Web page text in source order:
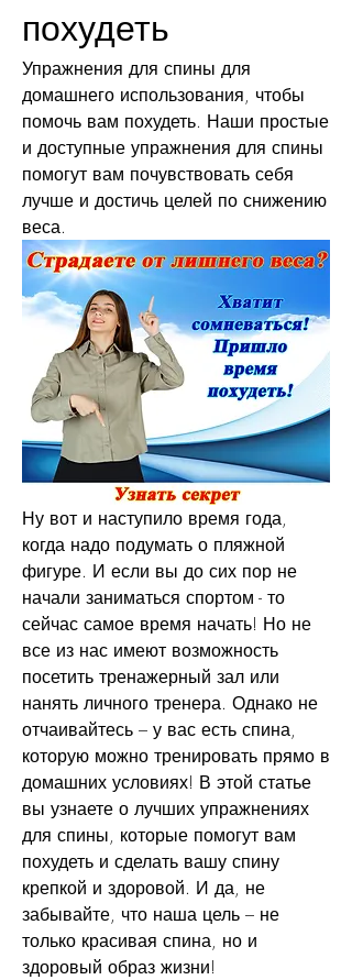
похудеть
Упражнения для спины для
домашнего использования, чтобы
помочь вам похудеть. Наши простые
и доступные упражнения для спины
помогут вам почувствовать себя
лучше и достичь целей по снижению
веса.
Ну вот и наступило время года,
когда надо подумать о пляжной
фигуре. И если вы до сих пор не
начали заниматься спортом - то
сейчас самое время начать! Но не
все из нас имеют возможность
посетить тренажерный зал или
нанять личного тренера. Однако не
отчаивайтесь – у вас есть спина,
которую можно тренировать прямо в
домашних условиях! В этой статье
вы узнаете о лучших упражнениях
для спины, которые помогут вам
похудеть и сделать вашу спину
крепкой и здоровой. И да, не
забывайте, что наша цель – не
только красивая спина, но и
здоровый образ жизни!